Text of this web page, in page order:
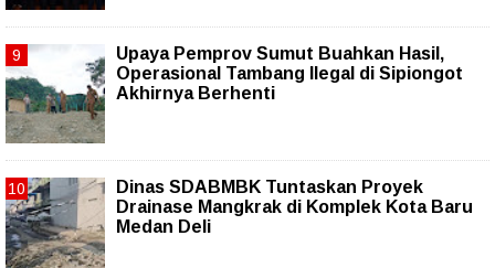
Upaya Pemprov Sumut Buahkan Hasil,
Operasional Tambang Ilegal di Sipiongot
Akhirnya Berhenti
Dinas SDABMBK Tuntaskan Proyek
Drainase Mangkrak di Komplek Kota Baru
Medan Deli